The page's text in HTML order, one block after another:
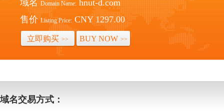
域名 Domain Name: hnut-d.com
售价 Listing Price: CNY 1297.00
立即购买 >> BUY NOW >>
域名交易方式：